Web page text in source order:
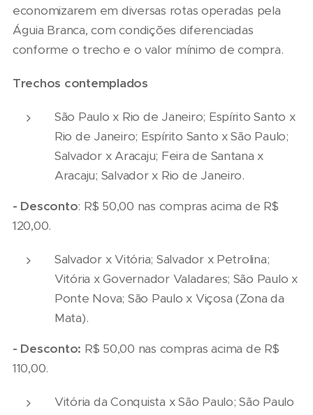
economizarem em diversas rotas operadas pela
Águia Branca, com condições diferenciadas
conforme o trecho e o valor mínimo de compra.
Trechos contemplados
São Paulo x Rio de Janeiro; Espírito Santo x
Rio de Janeiro; Espírito Santo x São Paulo;
Salvador x Aracaju; Feira de Santana x
Aracaju; Salvador x Rio de Janeiro.
- Desconto: R$ 50,00 nas compras acima de R$
120,00.
Salvador x Vitória; Salvador x Petrolina;
Vitória x Governador Valadares; São Paulo x
Ponte Nova; São Paulo x Viçosa (Zona da
Mata).
- Desconto: R$ 50,00 nas compras acima de R$
110,00.
Vitória da Conquista x São Paulo; São Paulo